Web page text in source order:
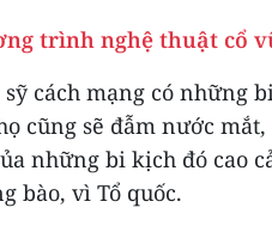
trình nghệ thuật cổ
cách mạng có những
cũng sẽ đẫm nước
những bi kịch đó cao
bào, vì Tổ quốc.